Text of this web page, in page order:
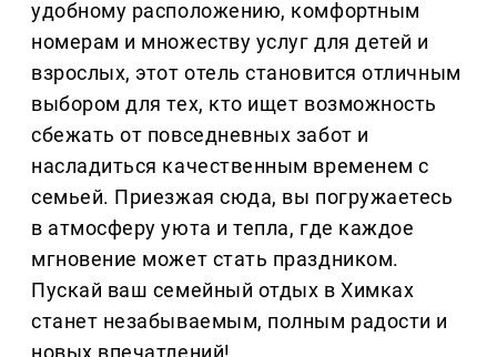
удобному расположению, комфортным
номерам и множеству услуг для детей и
взрослых, этот отель становится отличным
выбором для тех, кто ищет возможность
сбежать от повседневных забот и
насладиться качественным временем с
семьей. Приезжая сюда, вы погружаетесь
в атмосферу уюта и тепла, где каждое
мгновение может стать праздником.
Пускай ваш семейный отдых в Химках
станет незабываемым, полным радости и
новых впечатлений!